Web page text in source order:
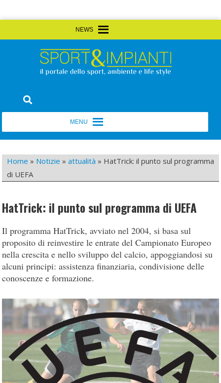
to
Sport&Impianti
Home » Notizie »attualità » HatTrick: il punto sul programma
di UEFA
HatTrick: il punto sul programma di UEFA
Il programma HatTrick, avviato nel 2004, si basa sul
proposito di reinvestire le entrate del Campionato Europeo
nella crescita e nello sviluppo del calcio, appoggiandosi su
alcuni principi: assistenza finanziaria, condivisione delle
conoscenze e formazione.